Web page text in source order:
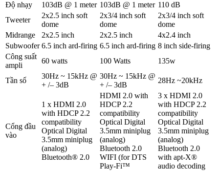
Độ nhạy
103dB @ 1 meter 103dB @ 1 meter 110 dB
Tweeter
2x2.5 inch soft
dome
2x3/4 inch soft
dome
2x3/4 inch soft
dome
Midrange
2x2.5 inch 2x2.5 inch
4x2.4 inch
Subwoofer 6.5 inch ard-firing 6.5 inch ard-firing 8 inch side-firing
Công suất
ampli
60 watts 100 Watts 135w
Tần số
30Hz ~ 15kHz @
+ /– 3dB
30Hz ~ 15kHz @
+ /– 3dB
28Hz ~20kHz
Cổng đầu
vào
1 x HDMI 2.0
with HDCP 2.2
compatibility
Optical Digital
3.5mm miniplug
(analog)
Bluetooth® 2.0
HDMI 2.0 with
HDCP 2.2
compatibility
Optical Digital
3.5mm miniplug
(analog)
Bluetooth 2.0
WIFI (for DTS
Play-Fi™
3 x HDMI 2.0
with HDCP 2.2
compatibility
Optical Digital
3.5mm miniplug
(analog)
Bluetooth 2.0
with apt-X®
audio decoding